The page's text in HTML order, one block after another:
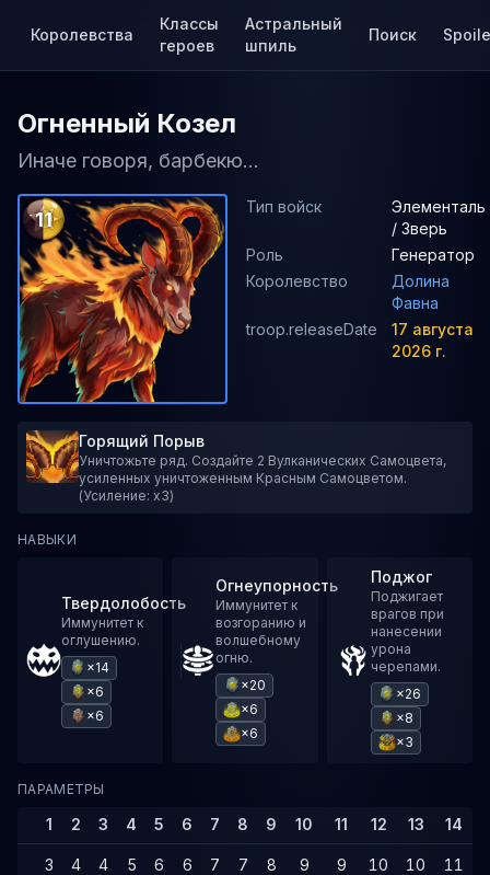
Королевства
Классы
героев
Астральный
шпиль
Поиск
Огненный Козел
Иначе говоря, барбекю...
11
Тип войск
Элементаль
/ Зверь
Роль
Генератор
Королевство
Долина
Фавна
troop.releaseDate
17 августа
2026 г.
Горящий Порыв
Уничтожьте ряд. Создайте 2 Вулканических Самоцвета,
усиленных уничтоженным Красным Самоцветом.
(Усиление: x3)
НАВЫКИ
Твердолобость
Иммунитет к
оглушению.
×14
×6
×6
Огнеупорность
Иммунитет к
возгоранию и
волшебному
огню.
×20
×6
×6
Поджог
Поджигает
врагов при
нанесении
урона
черепами.
×26
×8
×3
ПАРАМЕТРЫ
1 2 3 4 5 6 7 8 9 10 11 12 13 14
3 4 4 5 6 6 7 7 8 9 9 10 10 11